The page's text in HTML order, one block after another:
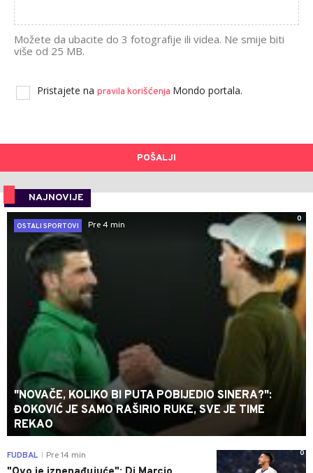
Možete da ubacite do 3 fotografije ili videa. Ne smije biti
više od 25 MB.
Pristajete na pravila korišćenja Mondo portala.
POŠALJI
NAJNOVIJE
0
OSTALI SPORTOVI
Pre 4 min
"NOVAČE, KOLIKO BI PUTA POBIJEDIO SINERA?":
ĐOKOVIĆ JE SAMO RAŠIRIO RUKE, SVE JE TIME
REKAO
0
FUDBAL Pre 14 min